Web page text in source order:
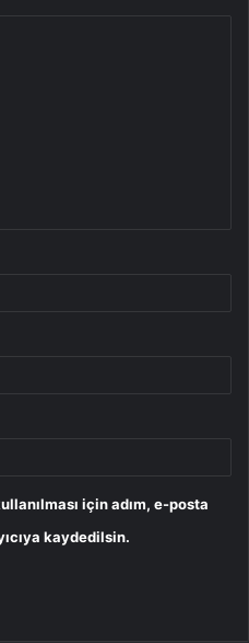
için adım, e-posta
kaydedilsin.